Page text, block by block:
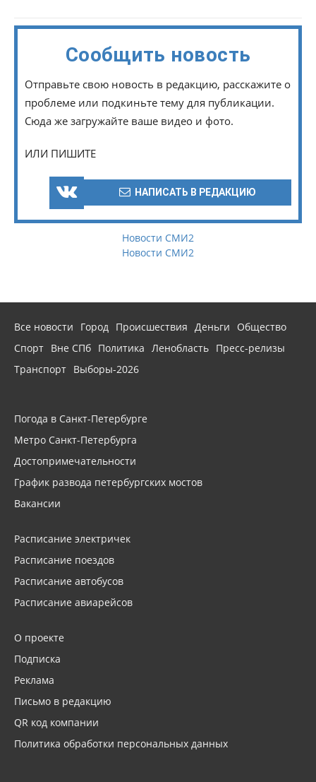
Сообщить новость
Отправьте свою новость в редакцию, расскажите о
проблеме или подкиньте тему для публикации.
Сюда же загружайте ваше видео и фото.
ИЛИ ПИШИТЕ
НАПИСАТЬ В РЕДАКЦИЮ
Новости СМИ2
Новости СМИ2
Все новости Город Происшествия Деньги
Общество
Спорт Вне СПб Политика Ленобласть Пресс-релизы
Транспорт Выборы-2026
Погода в Санкт-Петербурге
Метро Санкт-Петербурга
Достопримечательности
График развода петербургских мостов
Вакансии
Расписание электричек
Расписание поездов
Расписание автобусов
Расписание авиарейсов
О проекте
Подписка
Реклама
Письмо в редакцию
QR код компании
Политика обработки персональных данных